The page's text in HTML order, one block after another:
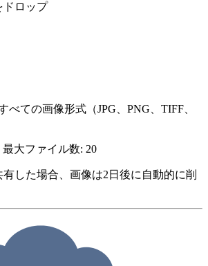
ドロップ
べての画像形式（JPG、PNG、TIFF、
最大ファイル数: 20
した場合、画像は2日後に自動的に削